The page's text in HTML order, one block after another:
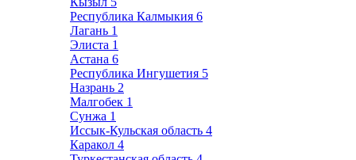
Республика Калмыкия 6
Лагань 1
Элиста 1
Астана 6
Республика Ингушетия 5
Назрань 2
Малгобек 1
Сунжа 1
Иссык-Кульская область 4
Каракол 4